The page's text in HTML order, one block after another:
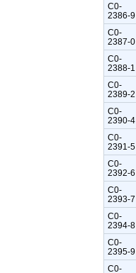
C0-
2386-9
C0-
2387-0
C0-
2388-1
C0-
2389-2
C0-
2390-4
C0-
2391-5
C0-
2392-6
C0-
2393-7
C0-
2394-8
C0-
2395-9
C0-